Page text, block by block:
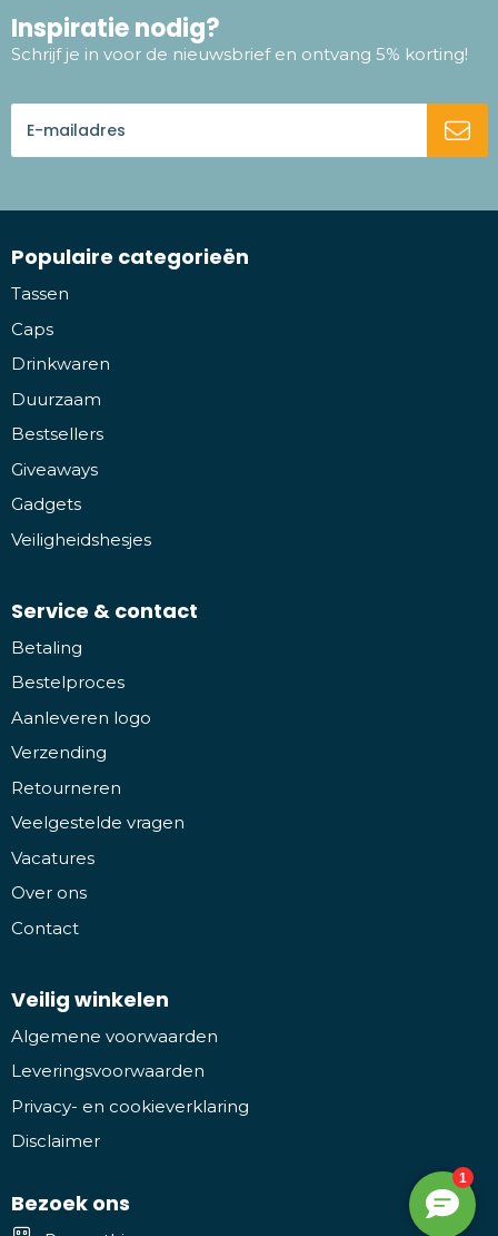
Inspiratie nodig?
Schrijf je in voor de nieuwsbrief en ontvang 5% korting!
Populaire categorieën
Tassen
Caps
Drinkwaren
Duurzaam
Bestsellers
Giveaways
Gadgets
Veiligheidshesjes
Service & contact
Betaling
Bestelproces
Aanleveren logo
Verzending
Retourneren
Veelgestelde vragen
Vacatures
Over ons
Contact
Veilig winkelen
Algemene voorwaarden
Leveringsvoorwaarden
Privacy- en cookieverklaring
Disclaimer
Bezoek ons